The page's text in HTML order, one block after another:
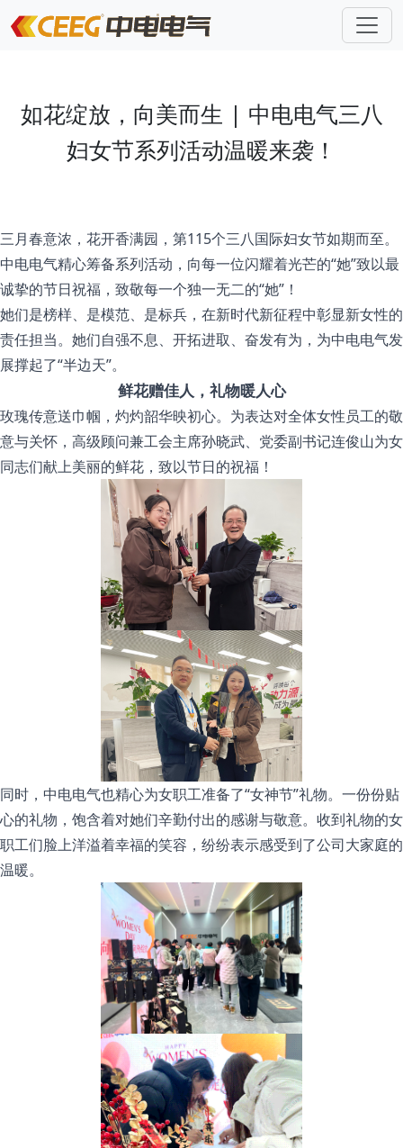
如花绽放，向美而生 | 中电电气三八
妇女节系列活动温暖来袭！
三月春意浓，花开香满园，第115个三八国际妇女节如期而至。
中电电气精心筹备系列活动，向每一位闪耀着光芒的“她”致以最
诚挚的节日祝福，致敬每一个独一无二的“她”！
她们是榜样、是模范、是标兵，在新时代新征程中彰显新女性的
责任担当。她们自强不息、开拓进取、奋发有为，为中电电气发
展撑起了“半边天”。
鲜花赠佳人，礼物暖人心
玫瑰传意送巾帼，灼灼韶华映初心。为表达对全体女性员工的敬
意与关怀，高级顾问兼工会主席孙晓武、党委副书记连俊山为女
同志们献上美丽的鲜花，致以节日的祝福！
同时，中电电气也精心为女职工准备了“女神节”礼物。一份份贴
心的礼物，饱含着对她们辛勤付出的感谢与敬意。收到礼物的女
职工们脸上洋溢着幸福的笑容，纷纷表示感受到了公司大家庭的
温暖。